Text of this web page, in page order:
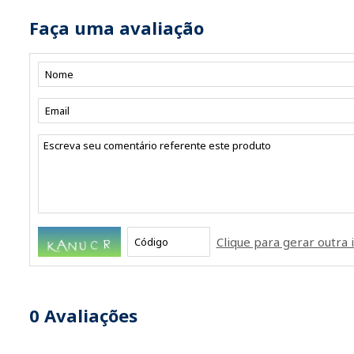
Faça uma avaliação
Clique para gerar outra
0 Avaliações